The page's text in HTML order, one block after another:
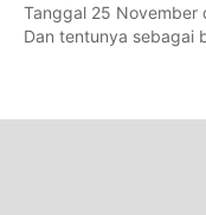
Tanggal 25 November
Dan tentunya sebagai